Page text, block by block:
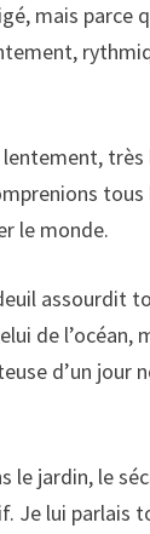
mais parce
tous
le monde.
assourdit
de l’océan,
d’un jour
le jardin, le
Je lui parlais